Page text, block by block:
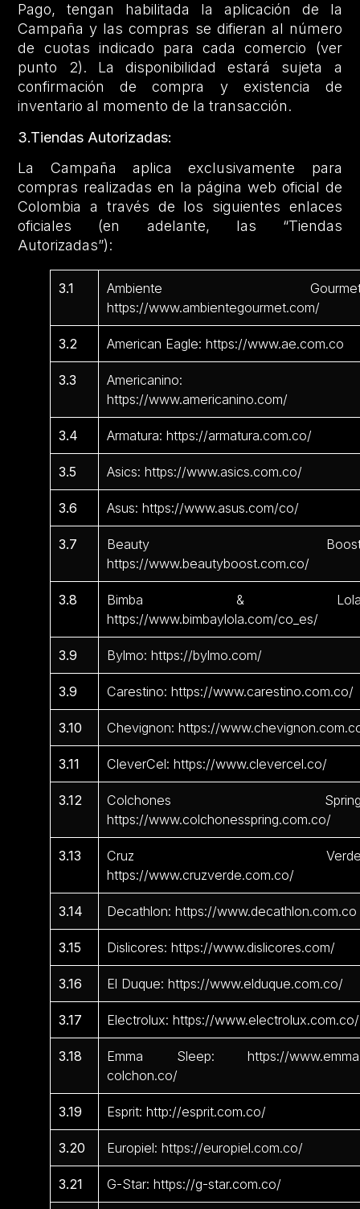
Pago, tengan habilitada la aplicación de la
Campaña y las compras se difieran al número
de cuotas indicado para cada comercio (ver
punto 2). La disponibilidad estará sujeta a
confirmación de compra y existencia de
inventario al momento de la transacción.
3.Tiendas Autorizadas:
La Campaña aplica exclusivamente para
compras realizadas en la página web oficial de
Colombia a través de los siguientes enlaces
oficiales (en adelante, las “Tiendas
Autorizadas”):
3.1
Ambiente
https://www.ambientegourmet.com/
3.2 American Eagle: https://www.ae.com.co
3.3
Americanino:
https://www.americanino.com/
3.4 Armatura: https://armatura.com.co/
3.5 Asics: https://www.asics.com.co/
3.6 Asus: https://www.asus.com/co/
3.7
Beauty
https://www.beautyboost.com.co/
3.8
Bimba &
https://www.bimbaylola.com/co_es/
3.9 Bylmo: https://bylmo.com/
3.9 Carestino: https://www.carestino.com.co/
3.10 Chevignon: https://
3.11 CleverCel: https://www.clevercel.co/
3.12
Colchones
https://www.colchonesspring.com.co/
3.13
Cruz
https://www.cruzverde.com.co/
3.14 Decathlon: https://www.decathlon.com.co
3.15 Dislicores: https://www.dislicores.com/
3.16 El Duque: https://www.elduque.com.co/
3.17 Electrolux: https://www.electrolux.com.co/
3.18
Emma Sleep: https://
colchon.co/
3.19 Esprit: http://esprit.com.co/
3.20 Europiel: https://europiel.com.co/
3.21 G-Star: https://g-star.com.co/